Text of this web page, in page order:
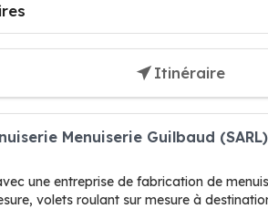
Itinéraire
Menuiserie Guilbaud (SARL)
une entreprise de fabrication de
volets roulant sur mesure à